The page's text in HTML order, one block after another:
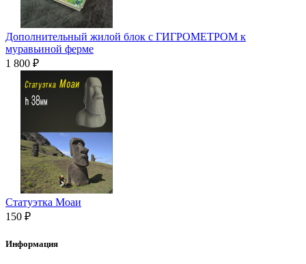
Дополнительный жилой блок с ГИГРОМЕТРОМ к
муравьиной ферме
1 800 ₽
Статуэтка Моаи
150 ₽
Информация